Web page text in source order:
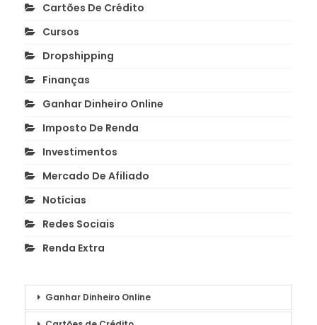
Cartões De Crédito
Cursos
Dropshipping
Finanças
Ganhar Dinheiro Online
Imposto De Renda
Investimentos
Mercado De Afiliado
Notícias
Redes Sociais
Renda Extra
Ganhar Dinheiro Online